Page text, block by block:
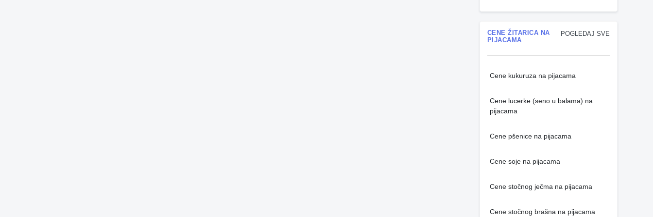
POGLEDAJ SVE
CENE ŽITARICA NA
PIJACAMA
Cene kukuruza na pijacama
Cene lucerke (seno u balama) na
pijacama
Cene pšenice na pijacama
Cene soje na pijacama
Cene stočnog ječma na pijacama
Cene stočnog brašna na pijacama